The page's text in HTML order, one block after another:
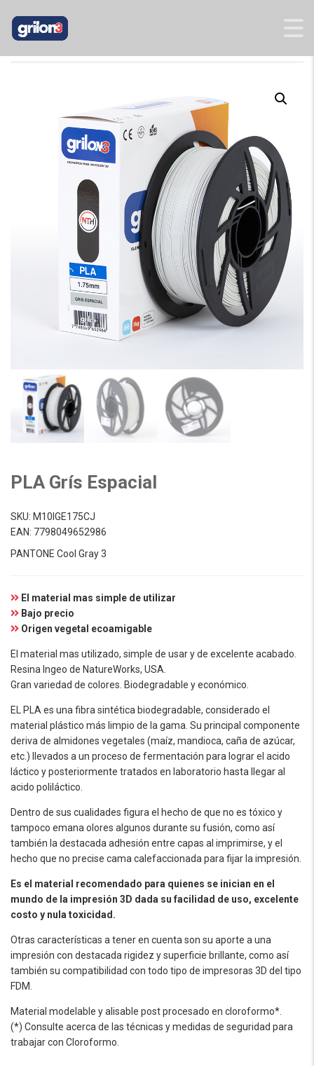
PLA Grís Espacial
SKU: M10IGE175CJ
EAN: 7798049652986
PANTONE Cool Gray 3
El material mas simple de utilizar
Bajo precio
Origen vegetal ecoamigable
El material mas utilizado, simple de usar y de excelente acabado.
Resina Ingeo de NatureWorks, USA.
Gran variedad de colores. Biodegradable y económico.
EL PLA es una fibra sintética biodegradable, considerado el
material plástico más limpio de la gama. Su principal componente
deriva de almidones vegetales (maíz, mandioca, caña de azúcar,
etc.) llevados a un proceso de fermentación para lograr el acido
láctico y posteriormente tratados en laboratorio hasta llegar al
acido poliláctico.
Dentro de sus cualidades figura el hecho de que no es tóxico y
tampoco emana olores algunos durante su fusión, como así
también la destacada adhesión entre capas al imprimirse, y el
hecho que no precise cama calefaccionada para fijar la impresión.
Es el material recomendado para quienes se inician en el
mundo de la impresión 3D dada su facilidad de uso, excelente
costo y nula toxicidad.
Otras características a tener en cuenta son su aporte a una
impresión con destacada rigidez y superficie brillante, como así
también su compatibilidad con todo tipo de impresoras 3D del tipo
FDM.
Material modelable y alisable post procesado en cloroformo*.
(*) Consulte acerca de las técnicas y medidas de seguridad para
trabajar con Cloroformo.